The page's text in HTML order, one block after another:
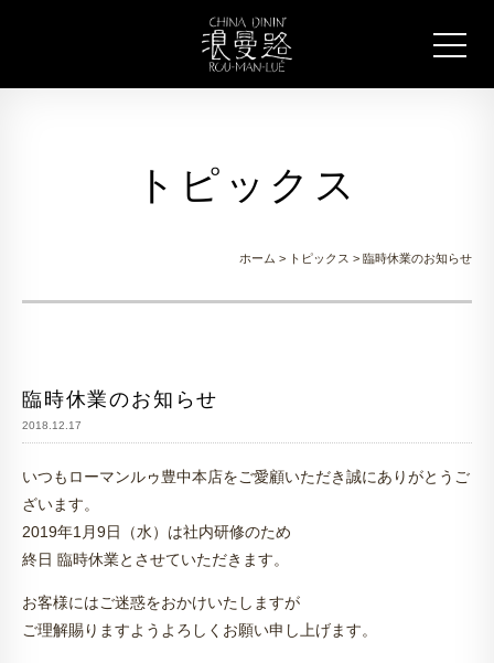
トピックス
ホーム > トピックス > 臨時休業のお知らせ
臨時休業のお知らせ
2018.12.17
いつもローマンルゥ豊中本店をご愛顧いただき誠にありがとうご
ざいます。
2019年1月9日（水）は社内研修のため
終日 臨時休業とさせていただきます。
お客様にはご迷惑をおかけいたしますが
ご理解賜りますようよろしくお願い申し上げます。